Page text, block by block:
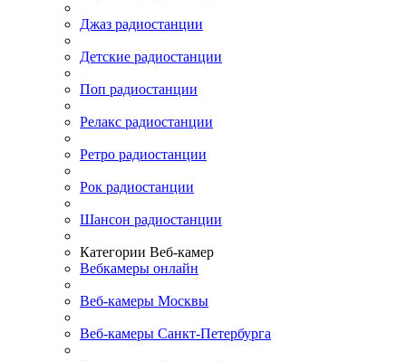
Джаз радиостанции
Детские радиостанции
Поп радиостанции
Релакс радиостанции
Ретро радиостанции
Рок радиостанции
Шансон радиостанции
Категории Веб-камер
Вебкамеры онлайн
Веб-камеры Москвы
Веб-камеры Санкт-Петербурга